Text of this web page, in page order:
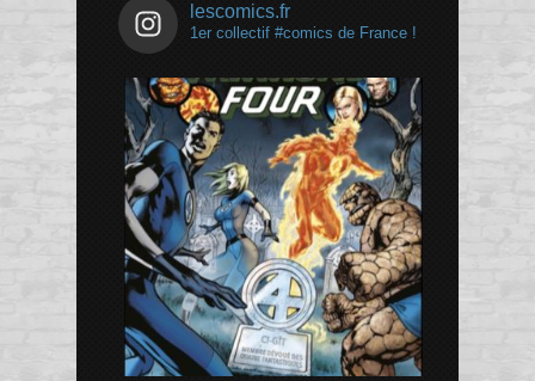
lescomics.fr
1er collectif #comics de France !